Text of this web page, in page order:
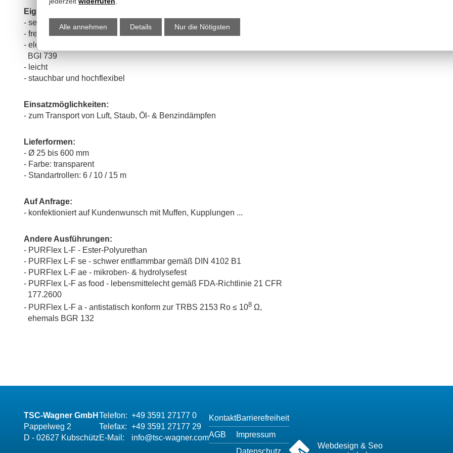
Eigenschaften:
- sehr hohe Abriebfestigkeit
- frei von Halogenen
- elektrostatisch ableitfähig bei beidseitiger Erdung der Spirale gemäß
BGI 739
- leicht
- stauchbar und hochflexibel
Einsatzmöglichkeiten:
- zum Transport von Luft, Staub, Öl- & Benzindämpfen
Lieferformen:
- Ø 25 bis 600 mm
- Farbe: transparent
- Standartrollen: 6 / 10 / 15 m
Auf Anfrage:
- konfektioniert auf Kundenwunsch mit Muffen, Kupplungen ...
Andere Ausführungen:
- PURFlex L-F - Ester-Polyurethan
- PURFlex L-F se - schwer entflammbar gemäß DIN 4102 B1
- PURFlex L-F ae - mikroben- & hydrolysefest
- PURFlex L-F as food - lebensmittelecht gemäß FDA-Richtlinie 21 CFR
177.2600
- PURFlex L-F a - antistatisch konform zur TRBS 2153 Ro ≤ 108Ω,
ehemals BGR 132
TSC-Wagner GmbH
Pappelweg 2
D - 02627 Kubschütz
Telefon: +49 3591 27177 0
Telefax: +49 3591 27177 29
E-Mail:
info@tsc-wagner.com
Kontakt
AGB
Barrierefreiheit
Impressum
Webdesign & Seo
Alle annehmen Details Nur die Nötigsten